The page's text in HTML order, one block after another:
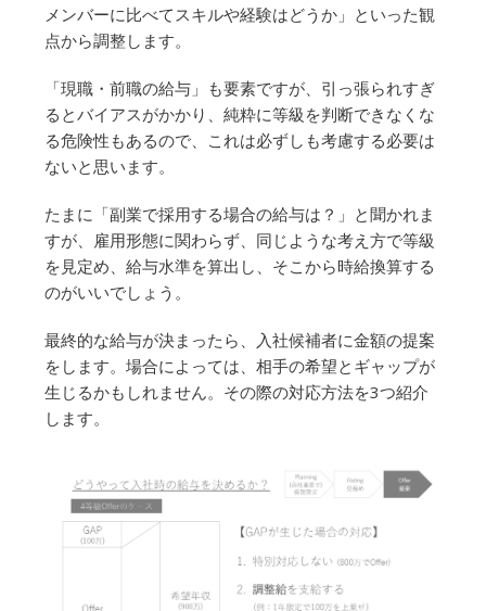
メンバーに比べてスキルや経験はどうか」といった観
点から調整します。
「現職・前職の給与」も要素ですが、引っ張られすぎ
るとバイアスがかかり、純粋に等級を判断できなくな
る危険性もあるので、これは必ずしも考慮する必要は
ないと思います。
たまに「副業で採用する場合の給与は？」と聞かれま
すが、雇用形態に関わらず、同じような考え方で等級
を見定め、給与水準を算出し、そこから時給換算する
のがいいでしょう。
最終的な給与が決まったら、入社候補者に金額の提案
をします。場合によっては、相手の希望とギャップが
生じるかもしれません。その際の対応方法を3つ紹介
します。